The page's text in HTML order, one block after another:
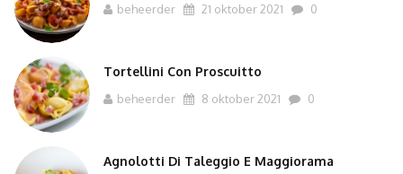
beheerder 21 oktober 2021 0
Tortellini Con Proscuitto
beheerder 8 oktober 2021 0
Agnolotti Di Taleggio E Maggiorama